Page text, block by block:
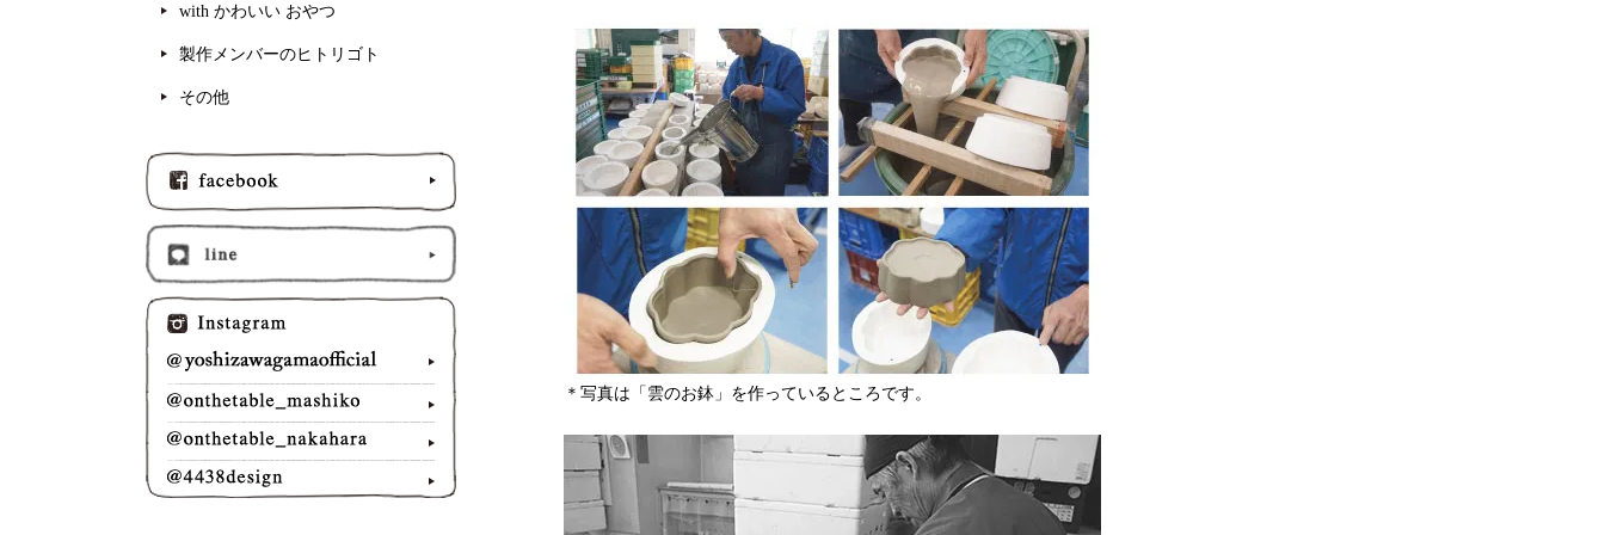
＊写真は「雲のお鉢」を作っているところです。
with かわいい おやつ
製作メンバーのヒトリゴト
その他